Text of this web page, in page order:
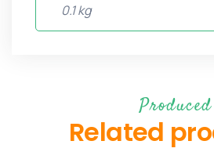
0.1 kg
Produced
Related